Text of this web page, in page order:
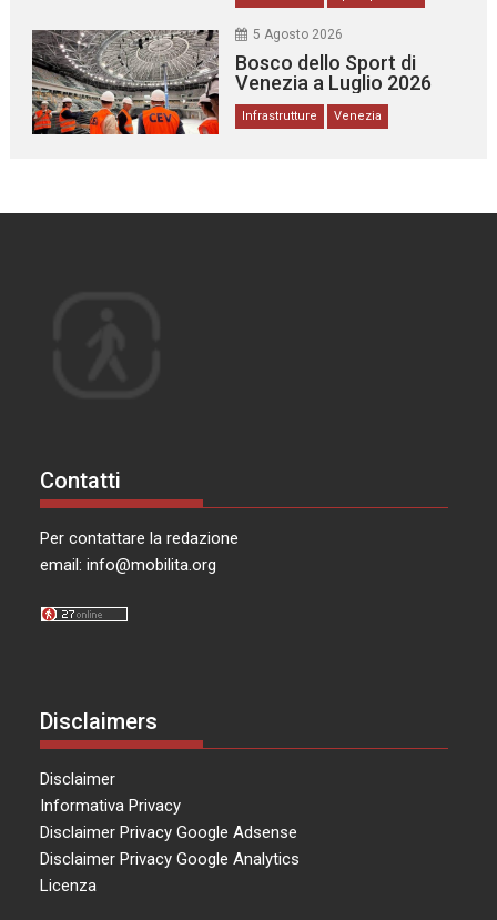
5 Agosto 2026
Bosco dello Sport di
Venezia a Luglio 2026
Infrastrutture Venezia
Contatti
Per contattare la redazione
email:info@mobilita.org
Disclaimers
Disclaimer
Informativa Privacy
Disclaimer Privacy Google Adsense
Disclaimer Privacy Google Analytics
Licenza